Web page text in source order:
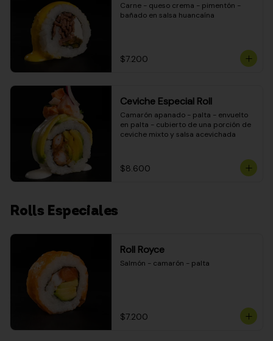
Carne - queso crema - pimentón -
bañado en salsa huancaína
$7.200
Ceviche Especial Roll
Camarón apanado - palta - envuelto
en palta - cubierto de una porción de
ceviche mixto y salsa acevichada
$8.600
Rolls Especiales
Roll Royce
Salmón - camarón - palta
$7.200